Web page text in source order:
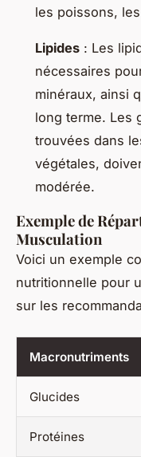
les poissons,
Lipides : Les
nécessaires
minéraux, ainsi
long terme. Les
trouvées dans
végétales,
modérée.
Exemple de
Musculation
Voici un exemple
nutritionnelle pour
sur les
Macronutriments
Glucides
Protéines